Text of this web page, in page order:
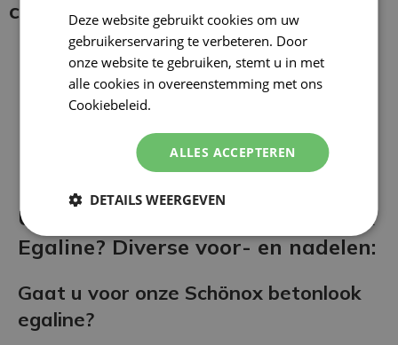
coating:
Uw vloer afwerken met Betonlook
Egaline? Diverse voor- en nadelen:
Gaat u voor onze Schönox betonlook
egaline?
Deze website gebruikt cookies om uw
gebruikerservaring te verbeteren. Door
onze website te gebruiken, stemt u in met
alle cookies in overeenstemming met ons
Cookiebeleid.
ALLES ACCEPTEREN
DETAILS WEERGEVEN